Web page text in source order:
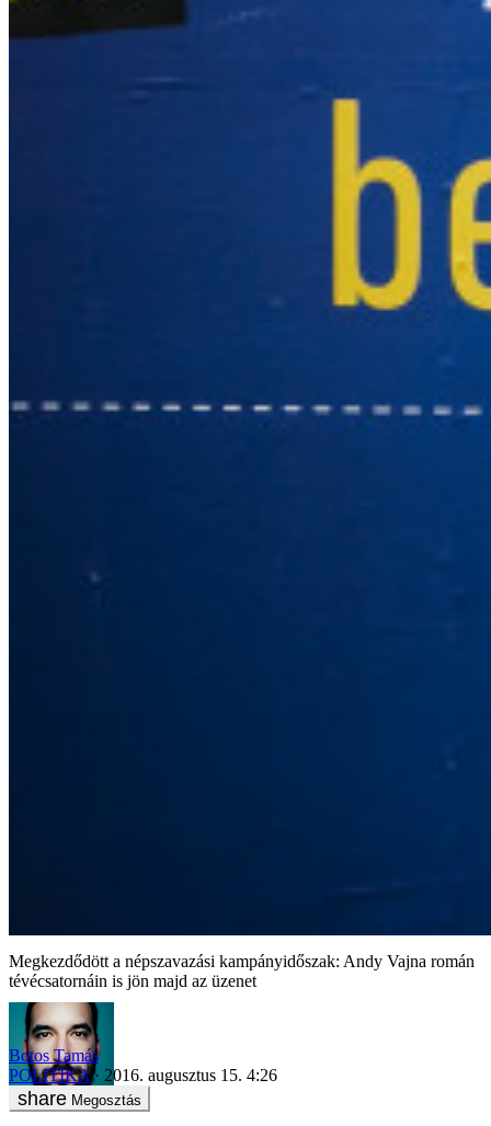
Megkezdődött a népszavazási kampányidőszak: Andy Vajna román
tévécsatornáin is jön majd az üzenet
Botos Tamás
POLITIKA
2016. augusztus 15. 4:26
Megosztás